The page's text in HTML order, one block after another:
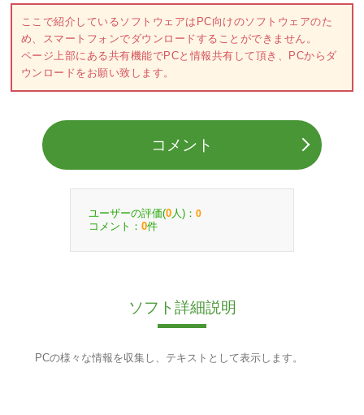
ここで紹介しているソフトウェアはPC向けのソフトウェアのた
め、スマートフォンでダウンロードすることができません。
ページ上部にある共有機能でPCと情報共有して頂き、PCからダ
ウンロードをお願い致します。
コメント
ユーザーの評価(0 人)： 0
コメント： 0件
ソフト詳細説明
PCの様々な情報を収集し、テキストとして表示します。